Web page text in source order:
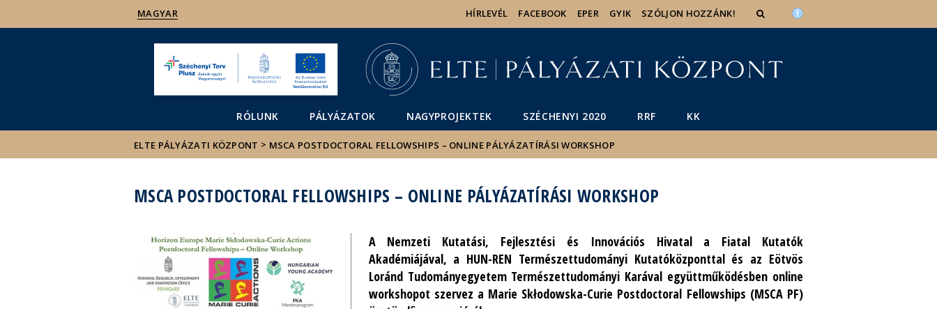
Hírek
Események
ELTE a
MAGYAR HÍRLEVÉL FACEBOOK EPER GYIK SZÓLJON HOZZÁNK!
RÓLUNK PÁLYÁZATOK NAGYPROJEKTEK SZÉCHENYI 2020 RRF KK
ELTE PÁLYÁZATI KÖZPONT > MSCA POSTDOCTORAL FELLOWSHIPS – ONLINE PÁLYÁZATÍRÁSI WORKSHOP
MSCA POSTDOCTORAL FELLOWSHIPS – ONLINE PÁLYÁZATÍRÁSI WORKSHOP
A Nemzeti Kutatási, Fejlesztési és Innovációs Hivatal a Fiatal Kutatók
Akadémiájával, a HUN-REN Természettudományi Kutatóközponttal és az Eötvös
Loránd Tudományegyetem Természettudományi Karával együttműködésben online
workshopot szervez a Marie Skłodowska-Curie Postdoctoral Fellowships (MSCA PF)